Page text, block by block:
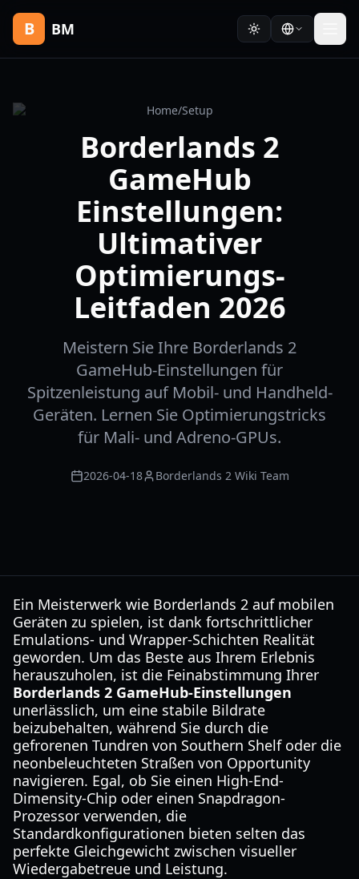
B BM
Home/Setup
Borderlands 2
GameHub
Einstellungen:
Ultimativer
Optimierungs-
Leitfaden 2026
Meistern Sie Ihre Borderlands 2
GameHub-Einstellungen für
Spitzenleistung auf Mobil- und Handheld-
Geräten. Lernen Sie Optimierungstricks
für Mali- und Adreno-GPUs.
2026-04-18 Borderlands 2 Wiki Team
Ein Meisterwerk wie Borderlands 2 auf mobilen
Geräten zu spielen, ist dank fortschrittlicher
Emulations- und Wrapper-Schichten Realität
geworden. Um das Beste aus Ihrem Erlebnis
herauszuholen, ist die Feinabstimmung Ihrer
Borderlands 2 GameHub-Einstellungen
unerlässlich, um eine stabile Bildrate
beizubehalten, während Sie durch die
gefrorenen Tundren von Southern Shelf oder die
neonbeleuchteten Straßen von Opportunity
navigieren. Egal, ob Sie einen High-End-
Dimensity-Chip oder einen Snapdragon-
Prozessor verwenden, die
Standardkonfigurationen bieten selten das
perfekte Gleichgewicht zwischen visueller
Wiedergabetreue und Leistung.